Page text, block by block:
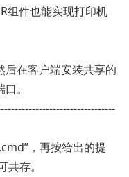
组件也能实现打印机
在客户端安装共享的
。
，再按给出的提
存。